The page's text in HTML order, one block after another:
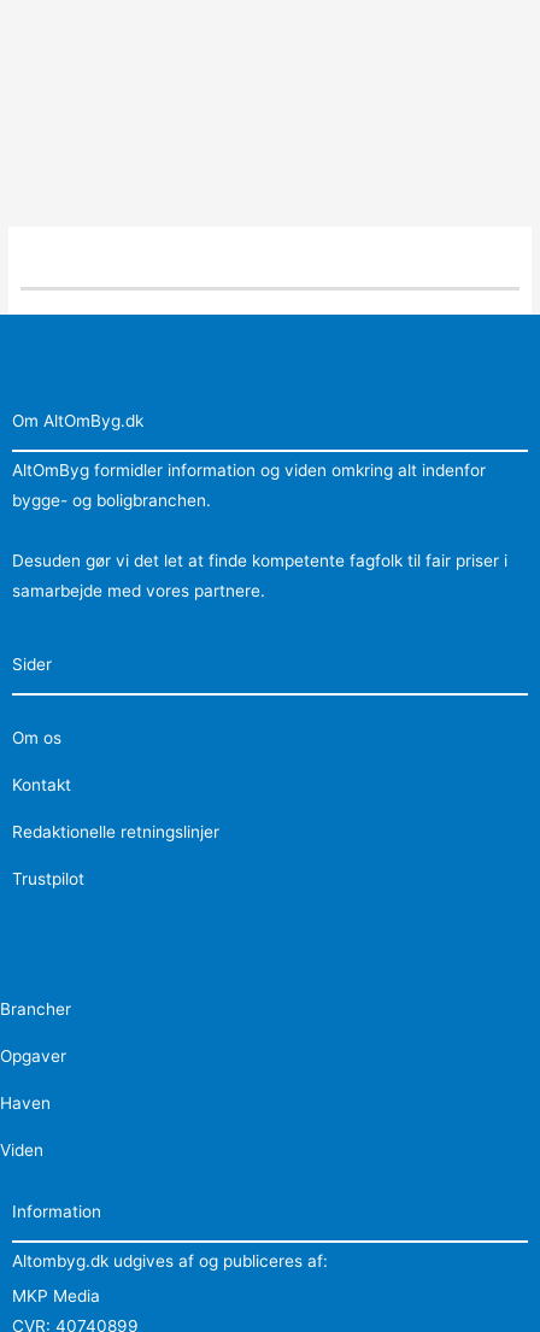
Om AltOmByg.dk
AltOmByg formidler information og viden omkring alt indenfor
bygge- og boligbranchen.
Desuden gør vi det let at finde kompetente fagfolk til fair priser i
samarbejde med vores partnere.
Sider
Om os
Kontakt
Redaktionelle retningslinjer
Trustpilot
Brancher
Opgaver
Haven
Viden
Information
Altombyg.dk udgives af og publiceres af:
MKP Media
CVR: 40740899